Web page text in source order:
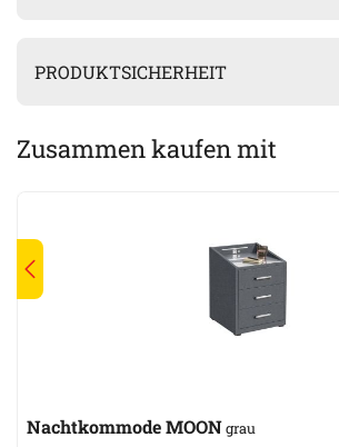
PRODUKTSICHERHEIT
Zusammen kaufen mit
Nachtkommode MOONgrau